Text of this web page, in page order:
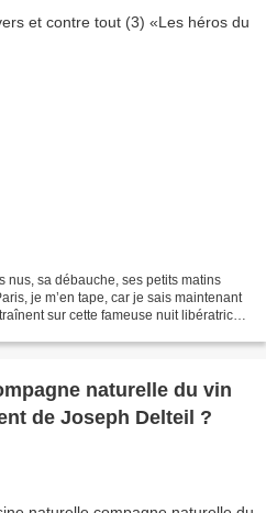
nus, sa débauche, ses petits matins
je m’en tape, car je sais maintenant
sur cette fameuse nuit libératrice
naturelle du vin
de Joseph Delteil ?